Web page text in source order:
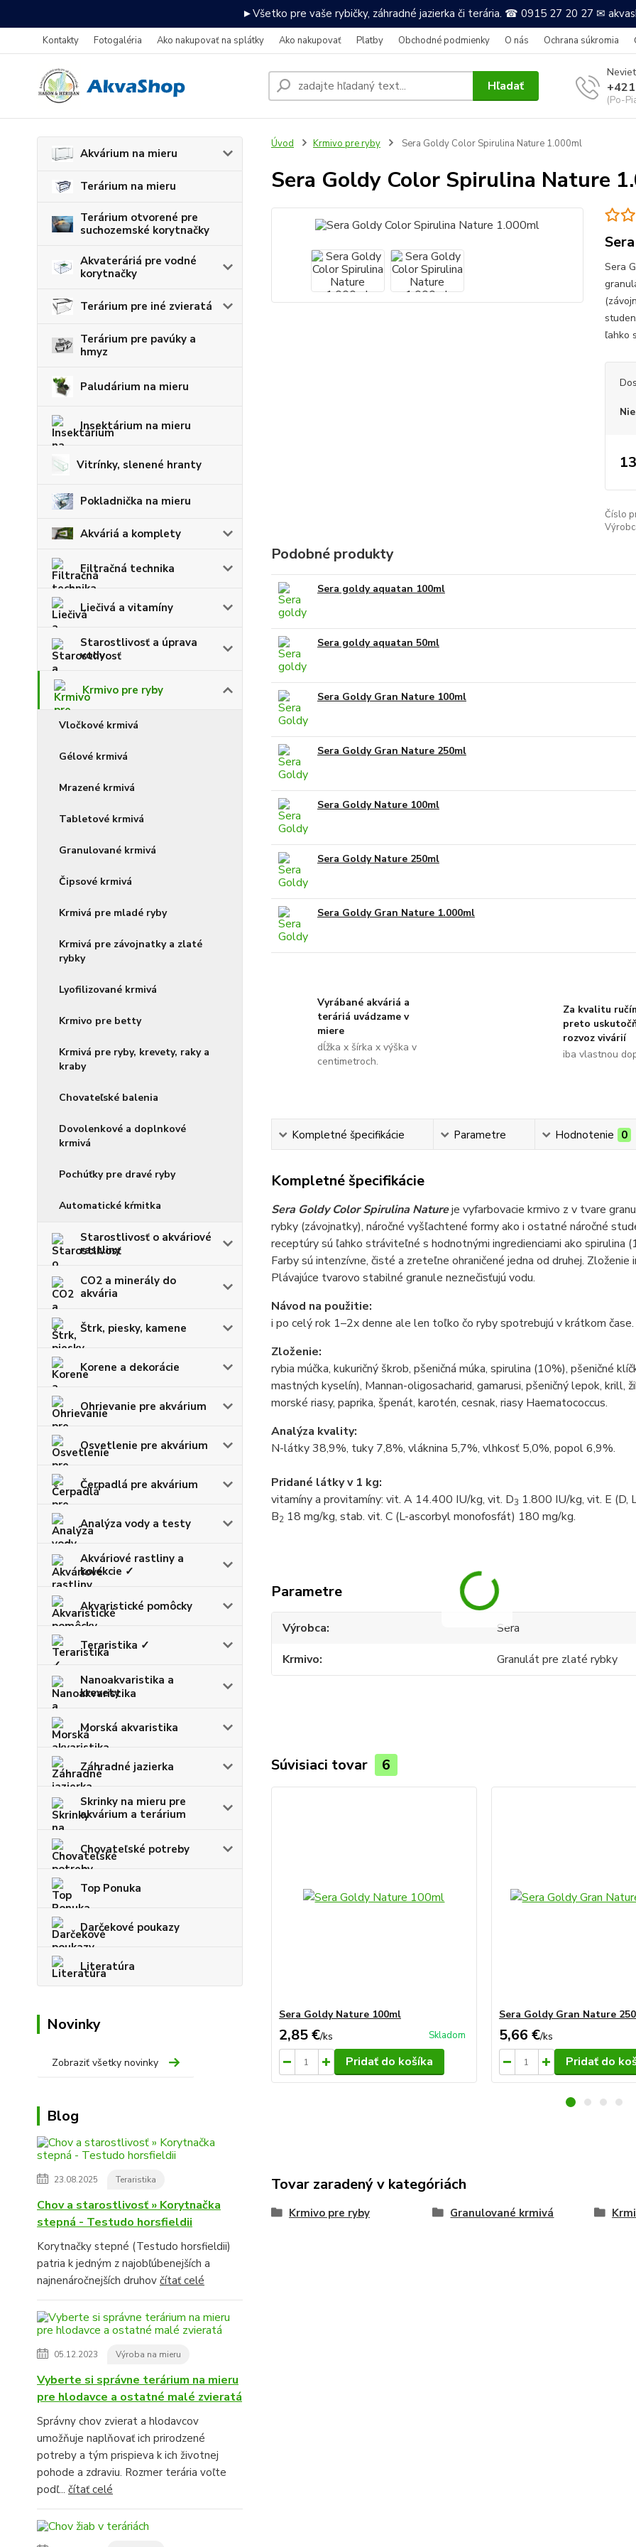
►Všetko pre vaše rybičky, záhradné jazierka či terária. ☎ 0915 27 20 27 ✉
Kontakty Fotogaléria Ako nakupovať na splátky Ako nakupovať Platby Obchodné podmienky O nás Ochrana súkromia
Hľadať
(Po-
Akvárium na mieru
Terárium na mieru
Terárium otvorené pre
suchozemské korytnačky
Akvateráriá pre vodné
korytnačky
Terárium pre iné zvieratá
Terárium pre pavúky a
hmyz
Paludárium na mieru
Insektárium na mieru
Vitrínky, slenené hranty
Pokladnička na mieru
Akváriá a komplety
Filtračná technika
Liečivá a vitamíny
Starostlivosť a úprava
vody
Krmivo pre ryby
Vločkové krmivá
Gélové krmivá
Mrazené krmivá
Tabletové krmivá
Granulované krmivá
Čipsové krmivá
Krmivá pre mladé ryby
Krmivá pre závojnatky a zlaté
rybky
Lyofilizované krmivá
Krmivo pre betty
Krmivá pre ryby, krevety, raky a
kraby
Chovateľské balenia
Dovolenkové a doplnkové
krmivá
Pochúťky pre dravé ryby
Automatické kŕmitka
Starostlivosť o akváriové
rastliny
CO2 a minerály do
akvária
Štrk, piesky, kamene
Korene a dekorácie
Ohrievanie pre akvárium
Osvetlenie pre akvárium
Čerpadlá pre akvárium
Analýza vody a testy
Akváriové rastliny a
kolekcie ✓
Akvaristické pomôcky
Teraristika ✓
Nanoakvaristika a
krevety
Morská akvaristika
Záhradné jazierka
Skrinky na mieru pre
akvárium a terárium
Chovateľské potreby
Top Ponuka
Darčekové poukazy
Literatúra
Novinky
Zobraziť všetky novinky
Blog
23.08.2025 Teraristika
Chov a starostlivosť » Korytnačka
stepná - Testudo horsfieldii
Korytnačky stepné (Testudo horsfieldii)
patria k jedným z najobľúbenejších a
najnenáročnejších druhov čítať celé
05.12.2023 Výroba na mieru
Vyberte si správne terárium na mieru
pre hlodavce a ostatné malé zvieratá
Správny chov zvierat a hlodavcov
umožňuje naplňovať ich prirodzené
potreby a tým prispieva k ich životnej
pohode a zdraviu. Rozmer terária voľte
podľ... čítať celé
Úvod Krmivo pre ryby Sera Goldy Color Spirulina Nature 1.000ml
Sera Goldy Color Spirulina Nature
Sera
ľahko
Číslo
Podobné produkty
Sera goldy aquatan 100ml
Sera goldy aquatan 50ml
Sera Goldy Gran Nature 100ml
Sera Goldy Gran Nature 250ml
Sera Goldy Nature 100ml
Sera Goldy Nature 250ml
Sera Goldy Gran Nature 1.000ml
Vyrábané akváriá a
teráriá uvádzame v
miere
dĺžka x šírka x výška v
centimetroch.
Za kvalitu
preto
rozvoz vivárií
iba vlastnou
Kompletné špecifikácie Parametre Hodnotenie 0
Kompletné špecifikácie
Sera Goldy Color Spirulina Natureje vyfarbovacie krmivo z v tvare
rybky (závojnatky), náročné vyšľachtené formy ako i ostatné náročné
receptúry sú ľahko stráviteľné s hodnotnými ingredienciami ako spirulina
Farby sú intenzívne, čisté a zreteľne ohraničené jedna od druhej.
Plávajúce tvarovo stabilné granule neznečisťujú vodu.
Návod na použitie:
i po celý rok 1–2x denne ale len toľko čo ryby spotrebujú v krátkom čase.
Zloženie:
rybia múčka, kukuričný škrob, pšeničná múka, spirulina (10%), pšeničné
mastných kyselín), Mannan-oligosacharid, gamarusi, pšeničný lepok, krill,
morské riasy, paprika, špenát, karotén, cesnak, riasy Haematococcus.
Analýza kvality:
N-látky 38,9%, tuky 7,8%, vláknina 5,7%, vlhkosť 5,0%, popol 6,9%.
Pridané látky v 1 kg:
vitamíny a provitamíny: vit. A 14.400 IU/kg, vit. D3 1.800 IU/kg, vit. E
B2 18 mg/kg, stab. vit. C (L-ascorbyl monofosfát) 180 mg/kg.
Parametre
Výrobca
Sera
Krmivo
Granulát pre zlaté rybky
Súvisiaci tovar 6
Sera Goldy Nature 100ml
2,85 €/ks Skladom
Pridať do košíka
Sera Goldy Gran Nature
5,66 €/ks
Pridať do
Tovar zaradený v kategóriách
Krmivo pre ryby Granulované krmivá